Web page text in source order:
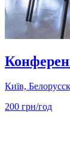
Київ,
200 грн/год